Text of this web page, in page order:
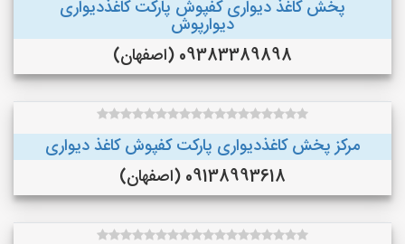
پخش کاغذ دیواری کفپوش پارکت کاغذدیواری
دیوارپوش
09383389898 (اصفهان)
مرکز پخش کاغذدیواری پارکت کفپوش کاغذ دیواری
09138993618 (اصفهان)